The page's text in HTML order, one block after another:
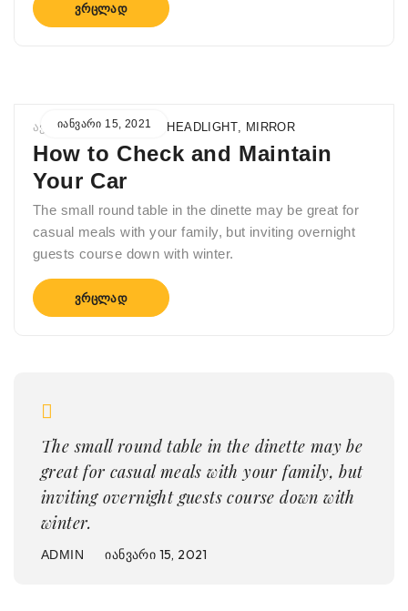
ᲕᲠᲪᲚᲐᲓ
ᲘᲐᲜᲕᲐᲠᲘ 15, 2021
ᲐᲕᲢᲝᲠᲘ ADMIN IN HEADLIGHT, MIRROR
How to Check and Maintain
Your Car
The small round table in the dinette may be great for
casual meals with your family, but inviting overnight
guests course down with winter.
ᲕᲠᲪᲚᲐᲓ
The small round table in the dinette may be
great for casual meals with your family, but
inviting overnight guests course down with
winter.
ADMIN ᲘᲐᲜᲕᲐᲠᲘ 15, 2021